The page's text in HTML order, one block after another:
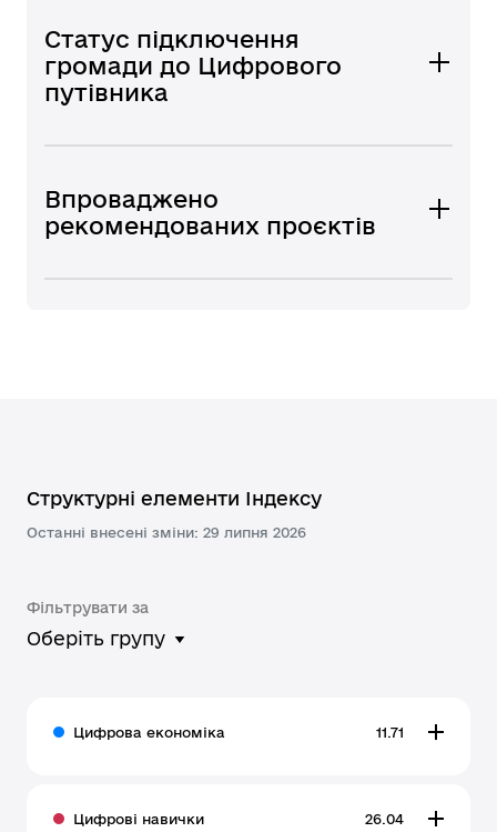
Статус підключення
громади до Цифрового
путівника
Впроваджено
рекомендованих проєктів
Структурні елементи Індексу
Останні внесені зміни: 29 липня 2026
Фільтрувати за
Оберіть групу
Цифрова економіка 11.71
Цифрові навички 26.04